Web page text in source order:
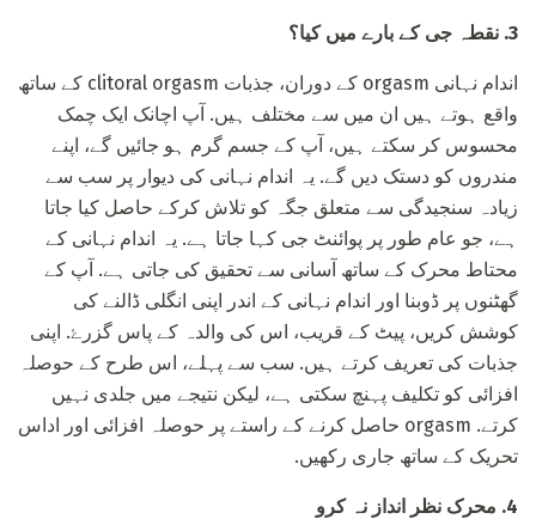
3. نقطہ جی کے بارے میں کیا؟
اندام نہانی orgasm کے دوران، جذبات clitoral orgasm کے ساتھ
واقع ہوتے ہیں ان میں سے مختلف ہیں. آپ اچانک ایک چمک
محسوس کر سکتے ہیں، آپ کے جسم گرم ہو جائیں گے، اپنے
مندروں کو دستک دیں گے. یہ اندام نہانی کی دیوار پر سب سے
زیادہ سنجیدگی سے متعلق جگہ کو تلاش کرکے حاصل کیا جاتا
ہے، جو عام طور پر پوائنٹ جی کہا جاتا ہے. یہ اندام نہانی کے
محتاط محرک کے ساتھ آسانی سے تحقیق کی جاتی ہے. آپ کے
گھٹنوں پر ڈوبنا اور اندام نہانی کے اندر اپنی انگلی ڈالنے کی
کوشش کریں، پیٹ کے قریب، اس کی والدہ کے پاس گزرۓ. اپنی
جذبات کی تعریف کرتے ہیں. سب سے پہلے، اس طرح کے حوصلہ
افزائی کو تکلیف پہنچ سکتی ہے، لیکن نتیجے میں جلدی نہیں
کرتے. orgasm حاصل کرنے کے راستے پر حوصلہ افزائی اور اداس
تحریک کے ساتھ جاری رکھیں.
4. محرک نظر انداز نہ کرو